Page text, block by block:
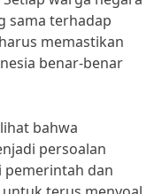
sama terhadap
memastikan
benar-benar
bahwa
persoalan
pemerintah dan